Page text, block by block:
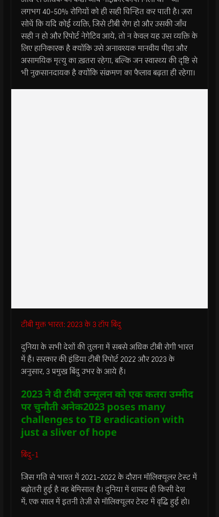
लगभग 40-50% रोगियों को ही सही चिन्हित कर पाती है। ज़रा
सोचें कि यदि कोई व्यक्ति, जिसे टीबी रोग हो और उसकी जाँच
सही न हो और रिपोर्ट नेगेटिव आये, तो न केवल यह उस व्यक्ति के
लिए हानिकारक है क्योंकि उसे अनावश्यक मानवीय पीड़ा और
असामयिक मृत्यु का ख़तरा रहेगा, बल्कि जन स्वास्थ्य की दृष्टि से
भी नुक़सानदायक है क्योंकि संक्रमण का फैलाव बढ़ता ही रहेगा।
टीबी मुक्त भारत: 2023 के 3 टॉप बिंदु
दुनिया के सभी देशों की तुलना में सबसे अधिक टीबी रोगी भारत
में हैं। सरकार की इंडिया टीबी रिपोर्ट 2022 और 2023 के
अनुसार, 3 प्रमुख बिंदु उभर के आये हैं।
2023 ने दी टीबी उन्मूलन को एक कतरा उम्मीद
पर चुनौती अनेक2023 poses many
challenges to TB eradication with
just a sliver of hope
बिंदु-1
जिस गति से भारत में 2021-2022 के दौरान मॉलिक्यूलर टेस्ट में
बढ़ोतरी हुई है वह बेमिसाल है। दुनिया में शायद ही किसी देश
में, एक साल में इतनी तेज़ी से मॉलिक्यूलर टेस्ट में वृद्धि हुई हो।